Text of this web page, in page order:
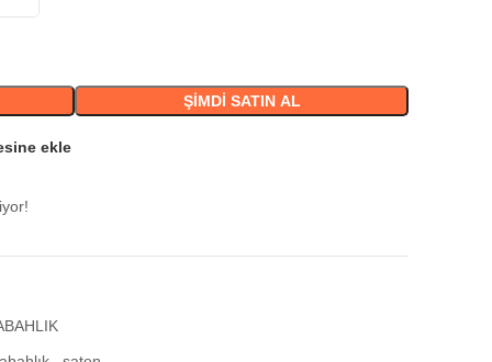
ŞIMDI SATIN AL
ekle